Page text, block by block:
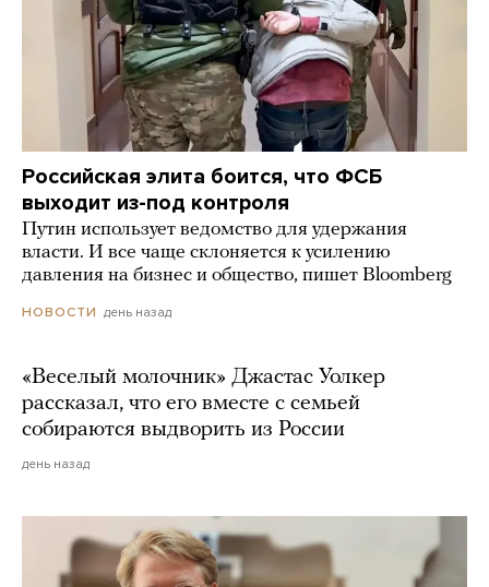
Российская элита боится, что ФСБ
выходит из-под контроля
Путин использует ведомство для удержания
власти. И все чаще склоняется к усилению
давления на бизнес и общество, пишет Bloomberg
НОВОСТИ день назад
«Веселый молочник» Джастас Уолкер
рассказал, что его вместе с семьей
собираются выдворить из России
день назад